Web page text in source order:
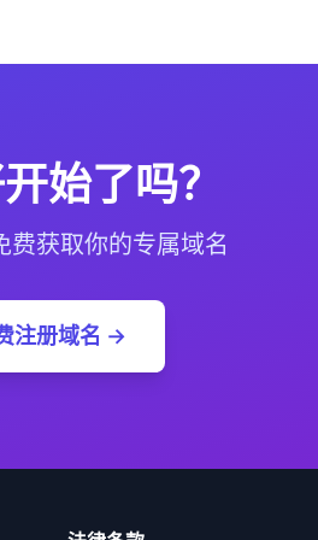
始了吗？
费获取你的专属域名
注册域名 →